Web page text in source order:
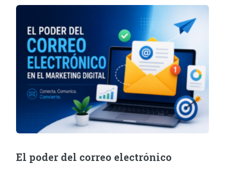
El poder del correo electrónico